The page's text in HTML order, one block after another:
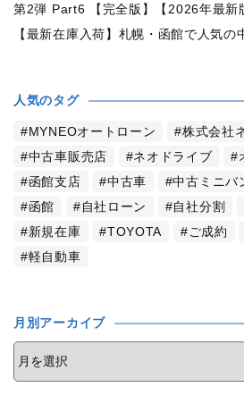
人気のタグ
MYNEOオートローン
株式会社
中古車販売店
ネオドライブ
函館支店
中古車 中古ミニバ
函館
自社ローン 自社分割
新規在庫
TOYOTA ご成約
軽自動車
月別アーカイブ